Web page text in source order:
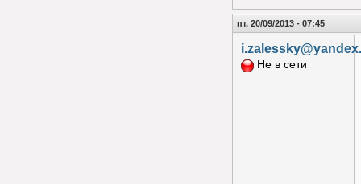
пт, 20/09/2013 - 07:45
Не в сети